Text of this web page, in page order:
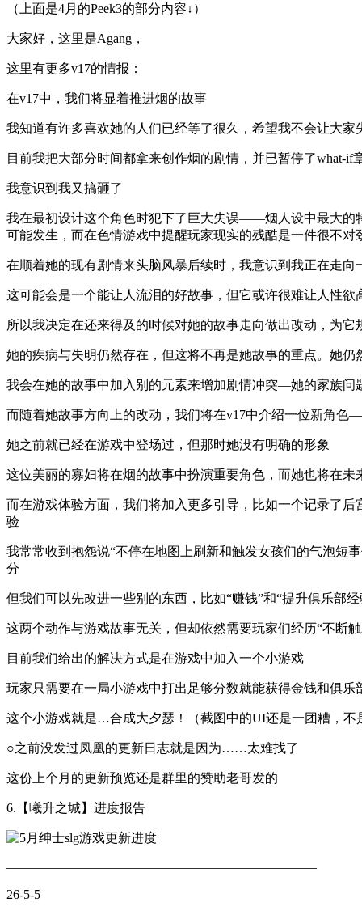
（上面是4月的Peek3的部分内容↓）
大家好，这里是Agang，
这里有更多v17的情报：
在v17中，我们将显着推进烟的故事
我知道有许多喜欢她的人们已经等了很久，希望我不会让大家
目前我把大部分时间都拿来创作烟的剧情，并已暂停了what-if
我意识到我又搞砸了
我在最初设计这个角色时犯下了巨大失误——烟人设中最大的
可能发生，而在色情游戏中提醒玩家现实的残酷是一件很不对
在顺着她的现有剧情来头脑风暴后续时，我意识到我正在走
这可能会是一个能让人流泪的好故事，但它或许很难让人性
所以我决定在还来得及的时候对她的故事走向做出改动，为它
她的疾病与失明仍然存在，但这将不再是她故事的重点。她
我会在她的故事中加入别的元素来增加剧情冲突—她的家族问
而随着她故事方向上的改动，我们将在v17中介绍一位新角色
她之前就已经在游戏中登场过，但那时她没有明确的形象
这位美丽的寡妇将在烟的故事中扮演重要角色，而她也将在
而在游戏体验方面，我们将加入更多引导，比如一个记录了
验
我常常收到抱怨说“不停在地图上刷新和触发女孩们的气泡短
分
但我们可以先改进一些别的东西，比如“赚钱”和“提升俱乐部
这两个动作与游戏故事无关，但却依然需要玩家们经历“不断
目前我们给出的解决方式是在游戏中加入一个小游戏
玩家只需要在一局小游戏中打出足够分数就能获得金钱和俱
这个小游戏就是…合成大夕瑟！（截图中的UI还是一团糟，
○之前没发过凤凰的更新日志就是因为……太难找了
这份上个月的更新预览还是群里的赞助老哥发的
6.【曦升之城】进度报告
————————————————————————
26-5-5